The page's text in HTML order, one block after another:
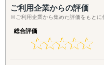
【海外進出パッケージ（ラ
海外展開の「最初の一歩」
査・現地規制調査・初期戦
でを短期集中で実施。方
つなげます。
・成果コミット型のアプロ
単なる助言やデスクワーク
で伴走します。
・柔軟かつ包括的なサービ
企業様ごとに最適化した
ご利用企業からの評価
※ご利用企業から集めた評価をもとに
総合評価
★★★★★
★★★★★